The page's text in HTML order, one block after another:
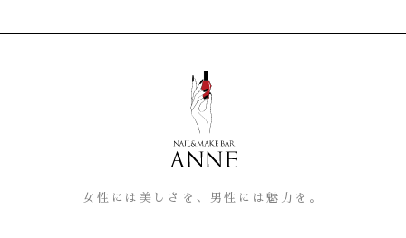
女性には美しさを、男性には魅力を。